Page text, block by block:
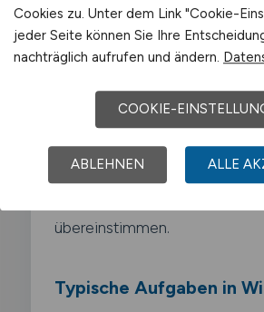
kaufmännische und
Verwaltung des Lagerbestands
Du pflegst Stammdaten.
Warenbewegungen. erstellst
Auswertungen und
Bestandsgenauigkeit. Du
Einkauf und Buchhaltung
übereinstimmen.
Typische Aufgaben in
Cookies zu. Unter dem Link "Cookie-
jeder Seite können Sie Ihre
nachträglich aufrufen und ändern.
COOKIE-
ABLEHNEN ALLE